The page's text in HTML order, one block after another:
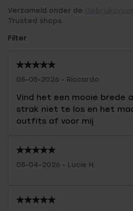
Verzameld onder de
Trusted shops
Filter
05-05-2026 - Riccardo
Vind het een mooie brede
strak niet te los en het
outfits af voor mij
05-04-2026 - Lucie H.